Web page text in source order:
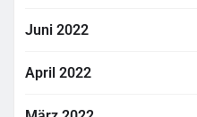
Juni 2022
April 2022